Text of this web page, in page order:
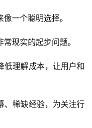
一个聪明选择。
现实的起步问题。
低理解成本，让用户和
、稀缺经验，为关注行